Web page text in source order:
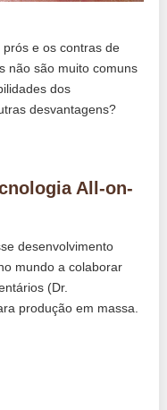
e os contras de
não são muito comuns
dos
desvantagens?
All-on-
desenvolvimento
mundo a colaborar
(Dr.
produção em massa.